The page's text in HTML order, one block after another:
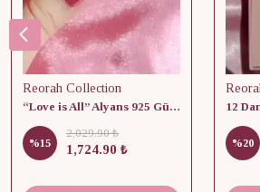
Reorah Collection
“Love is All” Alyans 925 Gümüş - Medium Beden
%15
2,029.90 ₺
1,724.90 ₺ %20